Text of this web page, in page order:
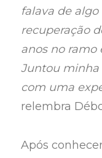
falava de
recuperação
anos no ramo
Juntou
com uma
relembra
Após